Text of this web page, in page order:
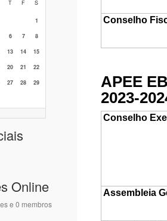
T F S
1
6 7
8
13 14
15
20 21
22
27 28
29
Online
e 0 membros
Conselho
APEE
2023-
Conselho
Assembleia